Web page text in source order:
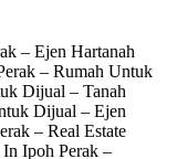
– Ejen Hartanah
– Rumah Untuk
Dijual – Tanah
Dijual – Ejen
– Real Estate
Ipoh Perak –